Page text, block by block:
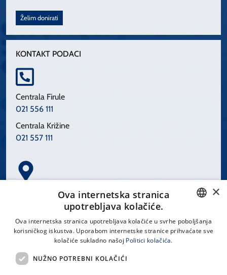
Želim donirati
KONTAKT PODACI
Centrala Firule
021 556 111
Centrala Križine
021 557 111
Spinčićeva 1, 21000 Split
CROATIAN
×
Ova internetska stranica
upotrebljava kolačiće.
Ova internetska stranica upotrebljava kolačiće u svrhe poboljšanja
korisničkog iskustva. Uporabom internetske stranice prihvaćate sve
kolačiće sukladno našoj Politici kolačića.
NUŽNO POTREBNI KOLAČIĆI